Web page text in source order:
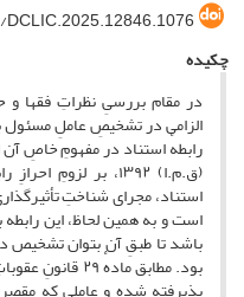
چکیده
در مقام بررسیِ نظراتِ فقها و
الزامی در تشخیصِ عاملِ مسئول
(ق.م.ا) ۱۳۹۲، بر
استناد، مجرای شناختِ
است و به همین لحاظ، این
باشد تا طبقِ آن بتوان تشخیص
بود. مطابق
پذیرفته شده و عاملی که